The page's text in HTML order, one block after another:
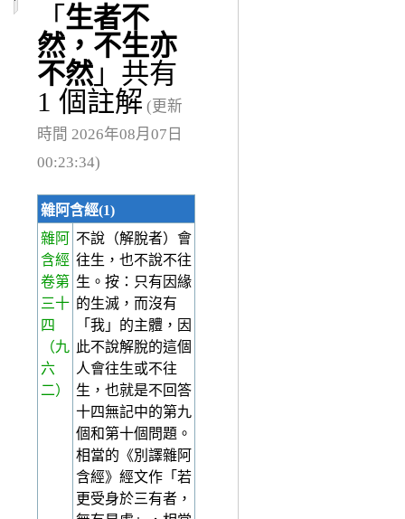
「 生者不
然，不生亦
不然」共有
1 個註解 (更新
時間 2026年08月07日
00:23:34)
雜阿含經(1)
雜阿
含經
卷第
三十
四
（九
六
二）
不說（解脫者）會
往生，也不說不往
生。按：只有因緣
的生滅，而沒有
「我」的主體，因
此不說解脫的這個
人會往生或不往
生，也就是不回答
十四無記中的第九
個和第十個問題。
相當的《別譯雜阿
含經》經文作「若
更受身於三有者，